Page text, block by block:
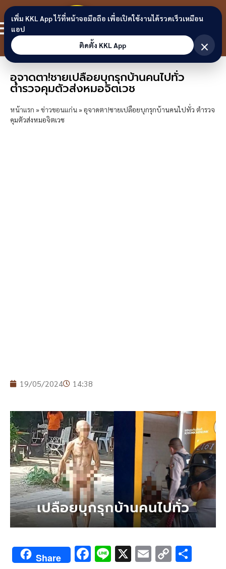
Skip to content
ขอนแก่น
ลิงก์
อุจาดตา!ชายเปลือยบุกรุกบ้านคนไปทั่ว
ตำรวจคุมตัวส่งหมอจิตเวช
หน้าแรก »ข่าวขอนแก่น»อุจาดตา!ชายเปลือยบุกรุกบ้านคนไปทั่ว ตำรวจ
คุมตัวส่งหมอจิตเวช
19/05/2024 14:38
Share F Li X E C
เพิ่ม KKL App ไว้ที่หน้าจอมือถือ เพื่อเปิดใช้งานได้รวดเร็วเหมือน
แอป
ติดตั้ง KKL App
×